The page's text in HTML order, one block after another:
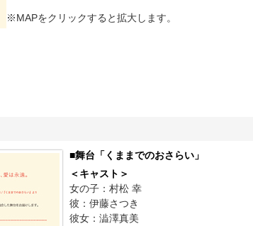
※MAPをクリックすると拡大します。
■舞台「くままでのおさらい」
＜キャスト＞
女の子：村松 幸
彼：伊藤さつき
彼女：澁澤真美